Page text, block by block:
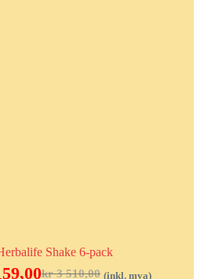
Shake 6-pack
kr3 510,00 (inkl. mva)